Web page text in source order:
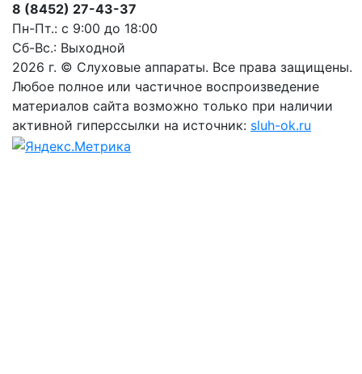
8 (8452) 27-43-37
Пн-Пт.: с 9:00 до 18:00
Сб-Вс.: Выходной
2026 г. © Слуховые аппараты. Все права защищены.
Любое полное или частичное воспроизведение
материалов сайта возможно только при наличии
активной гиперссылки на источник: sluh-ok.ru